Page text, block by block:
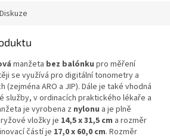
Diskuze
manžeta bez balónku pro měření
se využívá pro digitální tonometry a
(zejména ARO a JIP). Dále je také vhodná
služby, v ordinacích praktického lékaře a
je vyrobena z nylonu a je plně
vložky je 14,5 x 31,5 cm a rozměr
částí je 17,0 x 60,0 cm. Rozměr